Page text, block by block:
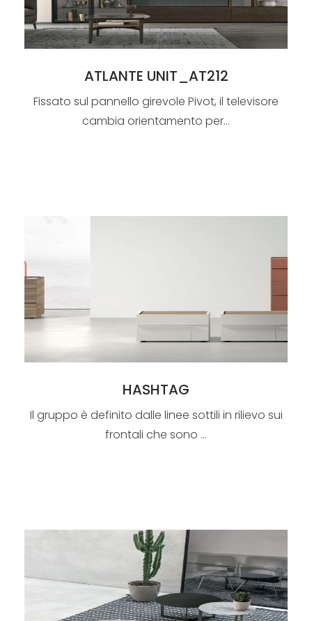
ATLANTE UNIT_AT212
Fissato sul pannello girevole Pivot, il televisore
cambia orientamento per...
HASHTAG
Il gruppo è definito dalle linee sottili in rilievo sui
frontali che sono ...